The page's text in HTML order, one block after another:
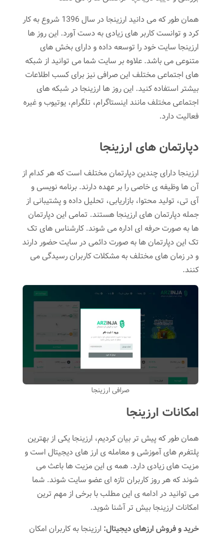
همان طور که می دانید ارزینجا در سال 1396 شروع به کار
کرد و توانست کاربر های زیادی به دست آورد. این روز ها
ارزینجا سایت خود را توسعه داده و دارای بخش های
متنوعی می باشد. علاوه بر سایت شما می توانید از شبکه
های اجتماعی مختلف این صرافی نیز برای کسب اطلاعات
بیشتر استفاده کنید. این روز ها ارزینجا در شبکه های
اجتماعی مختلف مانند اینستاگرام، تلگرام، یوتیوب و غیره
فعالیت دارد.
دپارتمان های ارزینجا
ارزینجا دارای چندین دپارتمان مختلف است که هر کدام از
آن ها وظیفه ی خاصی را بر عهده دارند. برنامه نویسی و
آی تی، تولید محتوا، بازاریابی، تحلیل داده و پشتیبانی از
جمله دپارتمان های ارزینجا هستند. تمامی این دپارتمان
ها به صورت حرفه ای اداره می شوند. کارشناس های تک
تک این دپارتمان ها به صورت دائمی در سایت حضور دارند
و در زمان های مختلف به مشکلات کاربران رسیدگی می
کنند.
صرافی ارزینجا
امکانات ارزینجا
همان طور که پیش تر بیان کردیم، ارزینجا یکی از بهترین
پلتفرم های آموزشی و معامله ی ارز های دیجیتال است و
مزیت های زیادی دارد. همه ی این مزیت ها باعث می
شوند که هر روز کاربران تازه ای عضو سایت شوند. شما
می توانید در ادامه ی این مطلب با برخی از مهم ترین
امکانات ارزینجا بیش تر آشنا شوید.
خرید و فروش ارزهای دیجیتال: ارزینجا به کاربران امکان